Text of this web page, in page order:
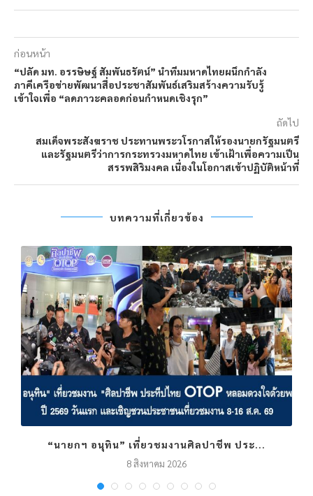
ก่อนหน้า
“ปลัด มท. อรรษิษฐ์ สัมพันธรัตน์” นำทีมมหาดไทยผนึกกำลัง
ภาคีเครือข่ายพัฒนาสื่อประชาสัมพันธ์เสริมสร้างความรับรู้
เข้าใจเพื่อ “ลดภาวะคลอดก่อนกำหนดเชิงรุก”
ถัดไป
สมเด็จพระสังฆราช ประทานพระวโรกาสให้รองนายกรัฐมนตรี
และรัฐมนตรีว่าการกระทรวงมหาดไทย เข้าเฝ้าเพื่อความเป็น
สรรพสิริมงคล เนื่องในโอกาสเข้าปฏิบัติหน้าที่
บทความที่เกี่ยวข้อง
“นายกฯ อนุทิน” เที่ยวชมงานศิลปาชีพ ประ...
8 สิงหาคม 2026